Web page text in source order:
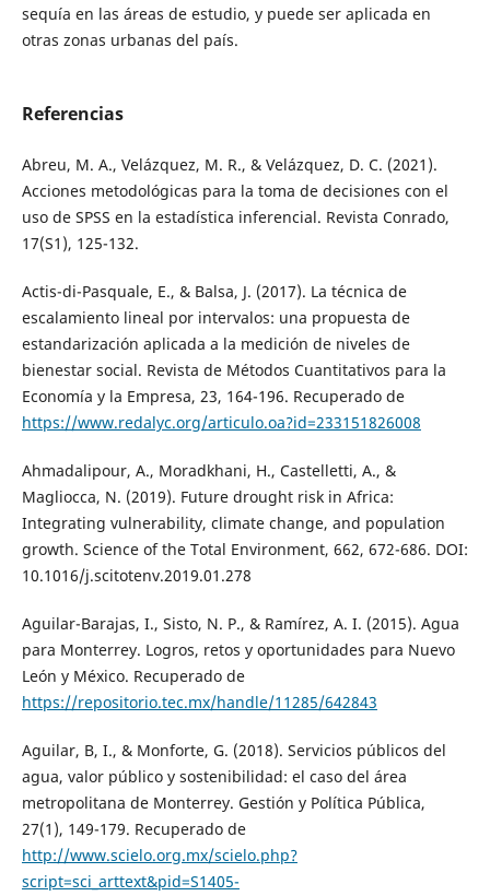
sequía en las áreas de estudio, y puede ser aplicada en
otras zonas urbanas del país.
Referencias
Abreu, M. A., Velázquez, M. R., & Velázquez, D. C. (2021).
Acciones metodológicas para la toma de decisiones con el
uso de SPSS en la estadística inferencial. Revista Conrado,
17(S1), 125-132.
Actis-di-Pasquale, E., & Balsa, J. (2017). La técnica de
escalamiento lineal por intervalos: una propuesta de
estandarización aplicada a la medición de niveles de
bienestar social. Revista de Métodos Cuantitativos para la
Economía y la Empresa, 23, 164-196. Recuperado de
https://www.redalyc.org/articulo.oa?id=233151826008
Ahmadalipour, A., Moradkhani, H., Castelletti, A., &
Magliocca, N. (2019). Future drought risk in Africa:
Integrating vulnerability, climate change, and population
growth. Science of the Total Environment, 662, 672-686. DOI:
10.1016/j.scitotenv.2019.01.278
Aguilar-Barajas, I., Sisto, N. P., & Ramírez, A. I. (2015). Agua
para Monterrey. Logros, retos y oportunidades para Nuevo
León y México. Recuperado de
https://repositorio.tec.mx/handle/11285/642843
Aguilar, B, I., & Monforte, G. (2018). Servicios públicos del
agua, valor público y sostenibilidad: el caso del área
metropolitana de Monterrey. Gestión y Política Pública,
27(1), 149-179. Recuperado de
http://www.scielo.org.mx/scielo.php?
script=sci_arttext&pid=S1405-